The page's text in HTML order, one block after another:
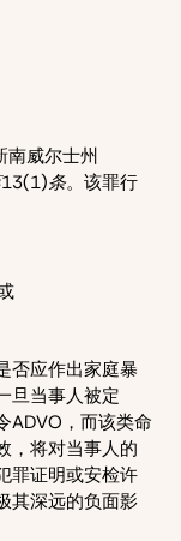
南威尔士州
13(1)条。该罪行
否应作出家庭暴
旦当事人被定
ADVO，而该类命
，将对当事人的
罪证明或安检许
其深远的负面影